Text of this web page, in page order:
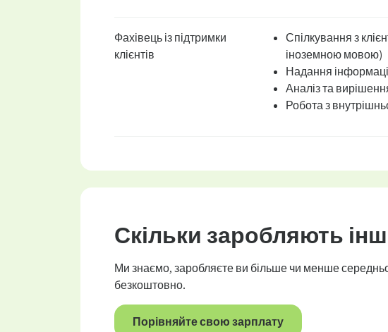
Фахівець із підтримки
клієнтів
Спілкування з
іноземною мовою)
Надання
Аналіз та
Робота з
Скільки заробляють
Ми знаємо, заробляєте ви більше чи менше
безкоштовно.
Порівняйте свою зарплату